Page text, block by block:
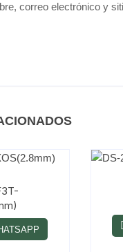
correo electrónico y